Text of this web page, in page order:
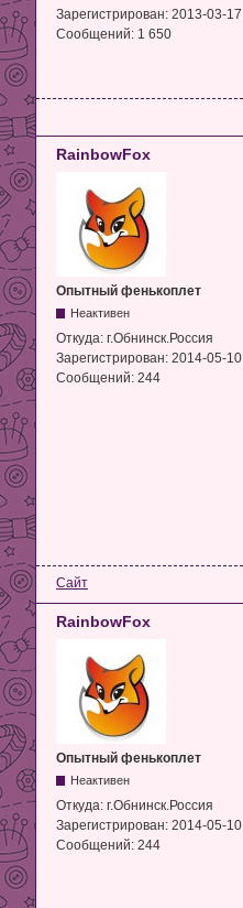
Зарегистрирован: 2013-03-17
Сообщений: 1 650
RainbowFox
Опытный фенькоплет
Неактивен
Откуда: г.Обнинск.Россия
Зарегистрирован: 2014-05-10
Сообщений: 244
Сайт
RainbowFox
Опытный фенькоплет
Неактивен
Откуда: г.Обнинск.Россия
Зарегистрирован: 2014-05-10
Сообщений: 244